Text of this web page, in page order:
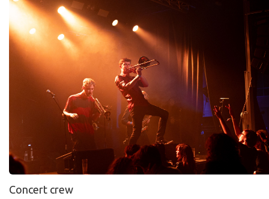
Concert crew